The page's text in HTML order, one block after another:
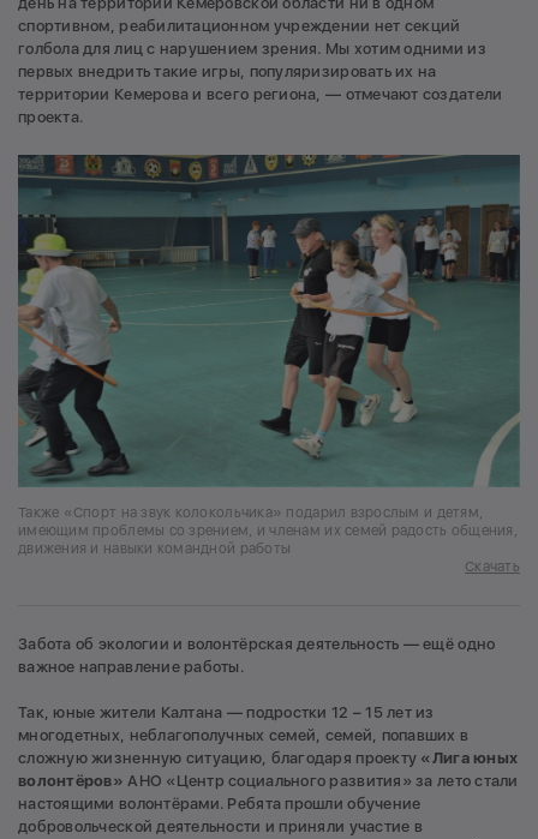
спортивном, реабилитационном учреждении нет секций
голбола для лиц с нарушением зрения. Мы хотим одними из
первых внедрить такие игры, популяризировать их на
территории Кемерова и всего региона, — отмечают создатели
проекта.
Также «Спорт на звук колокольчика» подарил взрослым и детям,
имеющим проблемы со зрением, и членам их семей радость общения,
движения и навыки командной работы
Скачать
Забота об экологии и волонтёрская деятельность — ещё одно
важное направление работы.
Так, юные жители Калтана — подростки 12 – 15 лет из
многодетных, неблагополучных семей, семей, попавших в
сложную жизненную ситуацию, благодаря проекту «Лига юных
волонтёров» АНО «Центр социального развития» за лето стали
настоящими волонтёрами. Ребята прошли обучение
добровольческой деятельности и приняли участие в